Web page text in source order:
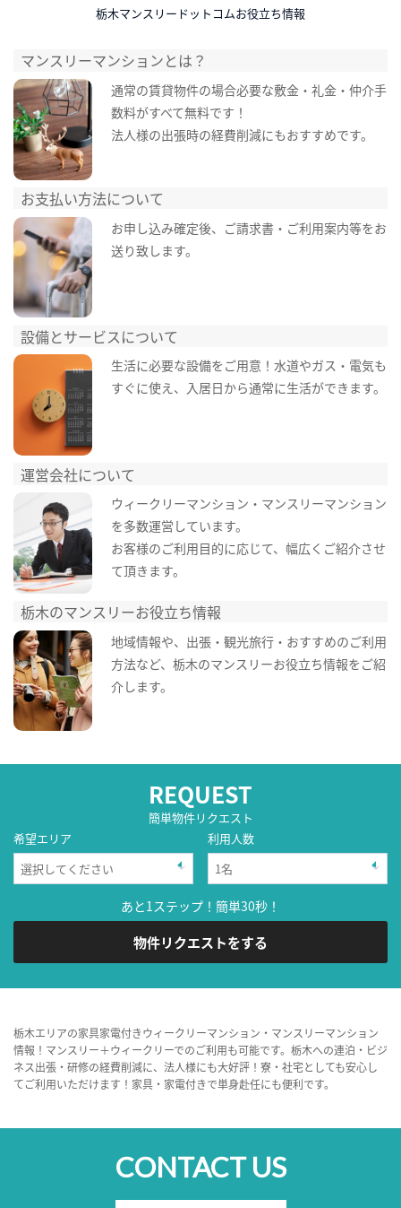
栃木マンスリードットコムお役立ち情報
マンスリーマンションとは？
通常の賃貸物件の場合必要な敷金・礼金・仲介手
数料がすべて無料です！
法人様の出張時の経費削減にもおすすめです。
お支払い方法について
お申し込み確定後、ご請求書・ご利用案内等をお
送り致します。
設備とサービスについて
生活に必要な設備をご用意！水道やガス・電気も
すぐに使え、入居日から通常に生活ができます。
運営会社について
ウィークリーマンション・マンスリーマンション
を多数運営しています。
お客様のご利用目的に応じて、幅広くご紹介させ
て頂きます。
栃木のマンスリーお役立ち情報
地域情報や、出張・観光旅行・おすすめのご利用
方法など、栃木のマンスリーお役立ち情報をご紹
介します。
REQUEST
簡単物件リクエスト
希望エリア
利用人数
あと1ステップ！簡単30秒！
物件リクエストをする
栃木エリアの家具家電付きウィークリーマンション・マンスリーマンション
情報！マンスリー＋ウィークリーでのご利用も可能です。栃木への連泊・ビジ
ネス出張・研修の経費削減に、法人様にも大好評！寮・社宅としても安心し
てご利用いただけます！家具・家電付きで単身赴任にも便利です。
CONTACT US